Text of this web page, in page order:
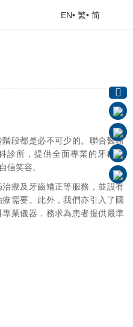
EN• 繁• 简
段都是必不可少的。聯合醫務
診所，提供全面專業的牙科服
信笑容。
療及牙齒矯正等服務，並設有
需要。此外，我們亦引入了國
業儀器，務求為患者提供最準